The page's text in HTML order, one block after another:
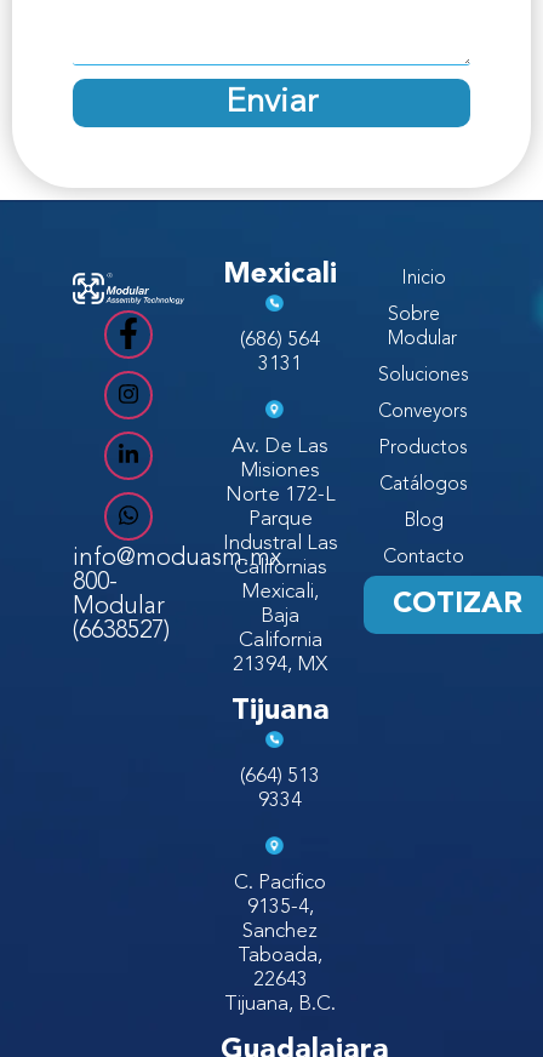
Enviar
info@moduasm.mx
800-
Modular
(6638527)
Mexicali
(686) 564
3131
Av. De Las
Misiones
Norte 172-L
Parque
Industral Las
Californias
Mexicali,
Baja
California
21394, MX
Tijuana
(664) 513
9334
C. Pacifico
9135-4,
Sanchez
Taboada,
22643
Tijuana, B.C.
Guadalajara
Inicio
Sobre
Modular
Soluciones
Conveyors
Productos
Catálogos
Blog
Contacto
COTIZAR